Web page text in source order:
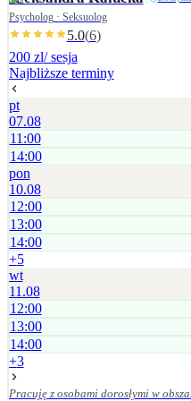
Psycholog · Seksuolog
5.0(6)
200 zl/ sesja
Najbliższe terminy
pt
07.08
11:00
14:00
pon
10.08
12:00
13:00
14:00
+5
wt
11.08
12:00
13:00
14:00
+3
Pracuję z osobami dorosłymi w